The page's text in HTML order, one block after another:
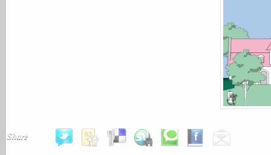
Share